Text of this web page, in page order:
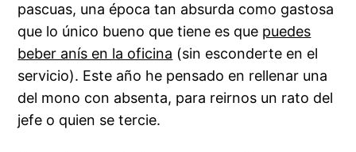
pascuas, una época tan absurda como gastosa
que lo único bueno que tiene es que puedes
beber anís en la oficina (sin esconderte en el
servicio). Este año he pensado en rellenar una
del mono con absenta, para reirnos un rato del
jefe o quien se tercie.